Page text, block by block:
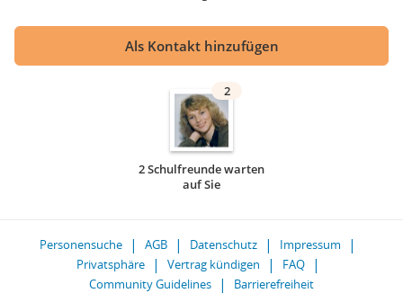
Als Kontakt hinzufügen
2
2 Schulfreunde warten
auf Sie
Personensuche AGB Datenschutz
Impressum
Privatsphäre
Vertrag kündigen
FAQ
Community Guidelines
Barrierefreiheit